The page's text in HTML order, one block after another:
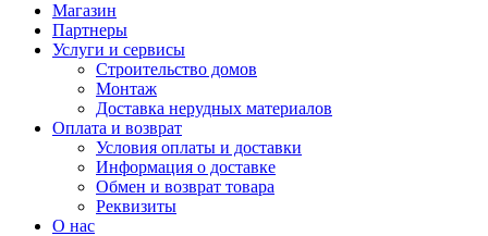
Магазин
Партнеры
Услуги и сервисы
Строительство домов
Монтаж
Доставка нерудных материалов
Оплата и возврат
Условия оплаты и доставки
Информация о доставке
Обмен и возврат товара
Реквизиты
О нас